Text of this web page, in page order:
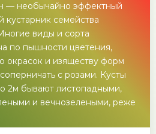
— необычайно эффектный
кустарник семейства
виды и сорта
по пышности цветения,
окрасок и изяществу форм
с розами. Кусты
2м бывают листопадными,
и вечнозелеными, реже